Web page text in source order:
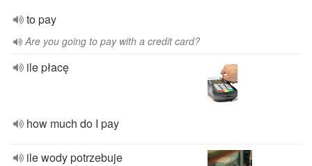
to pay
Are you going to pay with a credit card?
ile płacę
how much do I pay
ile wody potrzebuje